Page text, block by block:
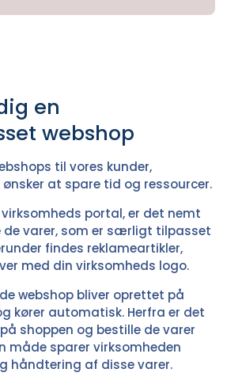
en
webshop
til vores kunder,
at spare tid og ressourcer.
portal, er det nemt
de varer, som er særligt tilpasset
findes reklameartikler,
med din virksomheds logo.
webshop bliver oprettet på
kører automatisk. Herfra er det
shoppen og bestille de varer
måde sparer virksomheden
håndtering af disse varer.